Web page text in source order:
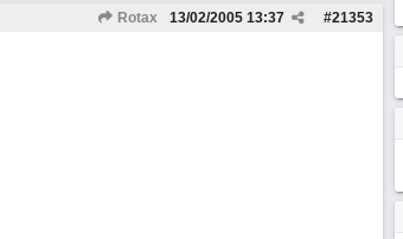
Rotax #21353
13/02/2005 13:37